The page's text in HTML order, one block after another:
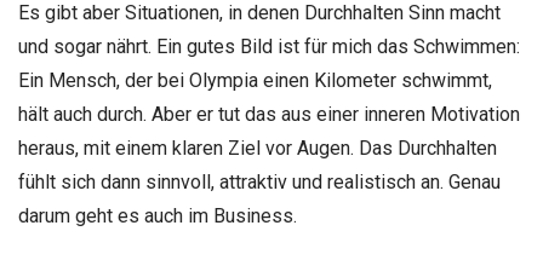
Es gibt aber Situationen, in denen Durchhalten Sinn macht
und sogar nährt. Ein gutes Bild ist für mich das Schwimmen:
Ein Mensch, der bei Olympia einen Kilometer schwimmt,
hält auch durch. Aber er tut das aus einer inneren Motivation
heraus, mit einem klaren Ziel vor Augen. Das Durchhalten
fühlt sich dann sinnvoll, attraktiv und realistisch an. Genau
darum geht es auch im Business.